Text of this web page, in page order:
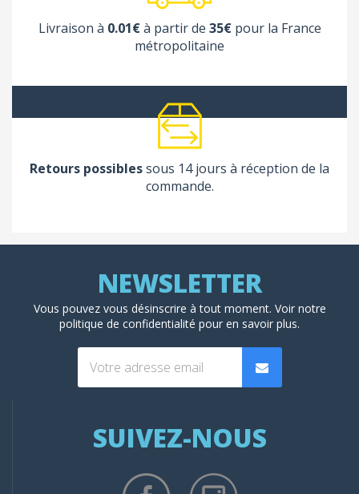
Livraison à 0.01€à partir de 35€pour la France
métropolitaine
Retours possiblessous 14 jours à réception de la
commande.
Vous pouvez vous désinscrire à tout moment. Voir notre
politique de confidentialité pour en savoir plus.
SUIVEZ-NOUS